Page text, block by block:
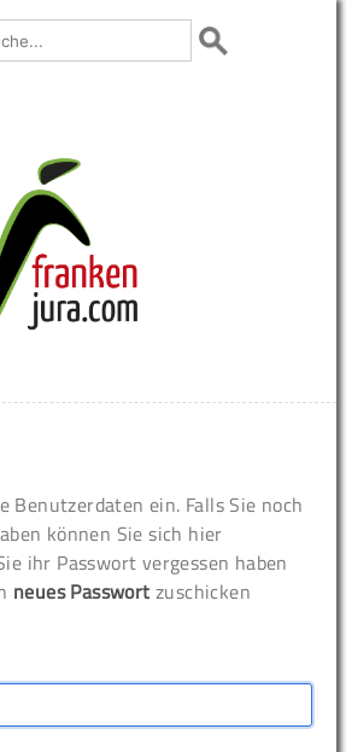
Benutzerdaten ein. Falls Sie noch
können Sie sich hier
ihr Passwort vergessen haben
neues Passwort zuschicken